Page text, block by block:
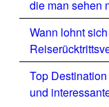
die man sehen
Wann lohnt
Top
und